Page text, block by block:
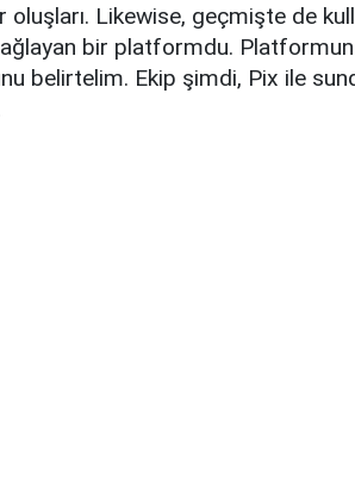
oluşları. Likewise, geçmişte de
bir platformdu. Platformun
belirtelim. Ekip şimdi, Pix ile